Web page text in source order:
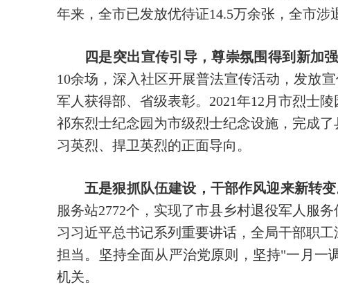
年来，全市已发放优待证14.5万余张，全市
四是突出宣传引导，尊崇氛围得到新加强
10余场，深入社区开展普法宣传活动，发放
军人获得部、省级表彰。2021年12月市烈士
祁东烈士纪念园为市级烈士纪念设施，完成
习英烈、捍卫英烈的正面导向。
五是狠抓队伍建设，干部作风迎来新转变
服务站2772个，实现了市县乡村退役军人服
习习近平总书记系列重要讲话，全局干部职
担当。坚持全面从严治党原则，坚持"一月
机关。